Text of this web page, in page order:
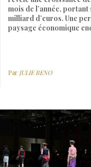
mois de l’année, portant
milliard d’euros. Une
paysage économique
Par JULIE BENO